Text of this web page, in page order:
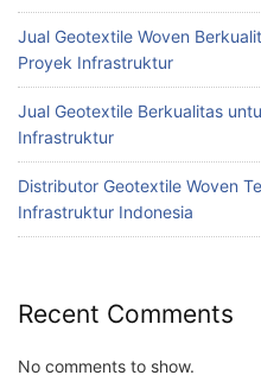
Jual Geotextile Woven
Proyek Infrastruktur
Jual Geotextile Berkualitas
Infrastruktur
Distributor Geotextile Woven
Infrastruktur Indonesia
Recent Comments
No comments to show.